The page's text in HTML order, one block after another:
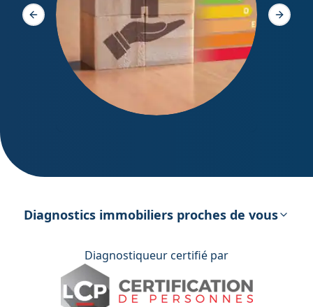
énergétique
Slide précédente Slide
Diagnostics immobiliers proches de vous
Diagnostiqueur certifié par